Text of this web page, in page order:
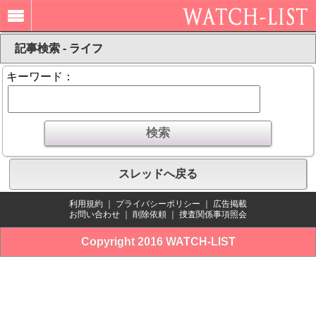
記事検索 - ライフ
キーワード：
スレッドへ戻る
利用規約 プライバシーポリシー
広告掲載
お問い合わせ
削除依頼 捜査関係事項照会
Copyright 2016 WATCH-LIST